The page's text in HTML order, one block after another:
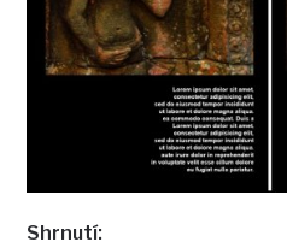
Shrnutí: